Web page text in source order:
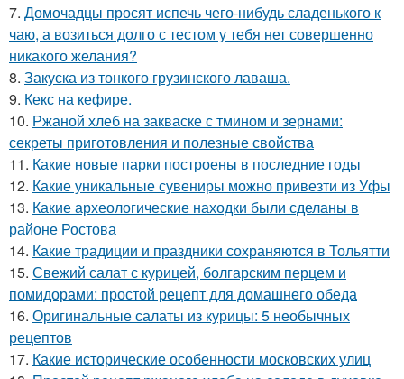
7. Домочадцы просят испечь чего-нибудь сладенького к
чаю, а возиться долго с тестом у тебя нет совершенно
никакого желания?
8. Закуска из тонкого грузинского лаваша.
9. Кекс на кефире.
10. Ржаной хлеб на закваске с тмином и зернами:
секреты приготовления и полезные свойства
11. Какие новые парки построены в последние годы
12. Какие уникальные сувениры можно привезти из Уфы
13. Какие археологические находки были сделаны в
районе Ростова
14. Какие традиции и праздники сохраняются в Тольятти
15. Свежий салат с курицей, болгарским перцем и
помидорами: простой рецепт для домашнего обеда
16. Оригинальные салаты из курицы: 5 необычных
рецептов
17. Какие исторические особенности московских улиц